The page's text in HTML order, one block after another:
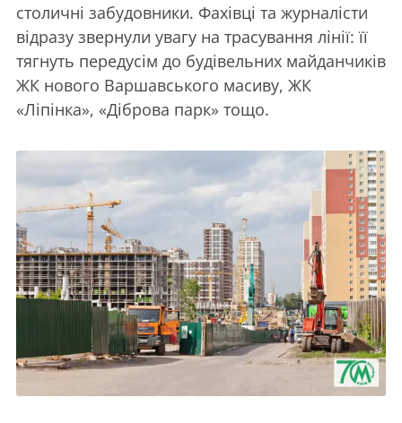
столичні забудовники. Фахівці та журналісти
відразу звернули увагу на трасування лінії: її
тягнуть передусім до будівельних майданчиків
ЖК нового Варшавського масиву, ЖК
«Ліпінка», «Діброва парк» тощо.